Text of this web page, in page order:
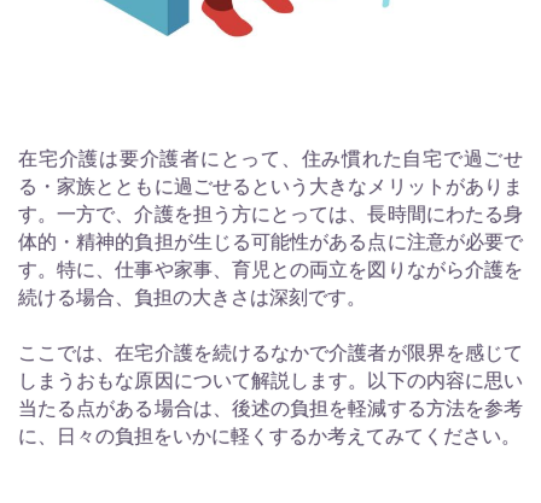
在宅介護は要介護者にとって、住み慣れた自宅で過ごせ
る・家族とともに過ごせるという大きなメリットがありま
す。一方で、介護を担う方にとっては、長時間にわたる身
体的・精神的負担が生じる可能性がある点に注意が必要で
す。特に、仕事や家事、育児との両立を図りながら介護を
続ける場合、負担の大きさは深刻です。
ここでは、在宅介護を続けるなかで介護者が限界を感じて
しまうおもな原因について解説します。以下の内容に思い
当たる点がある場合は、後述の負担を軽減する方法を参考
に、日々の負担をいかに軽くするか考えてみてください。